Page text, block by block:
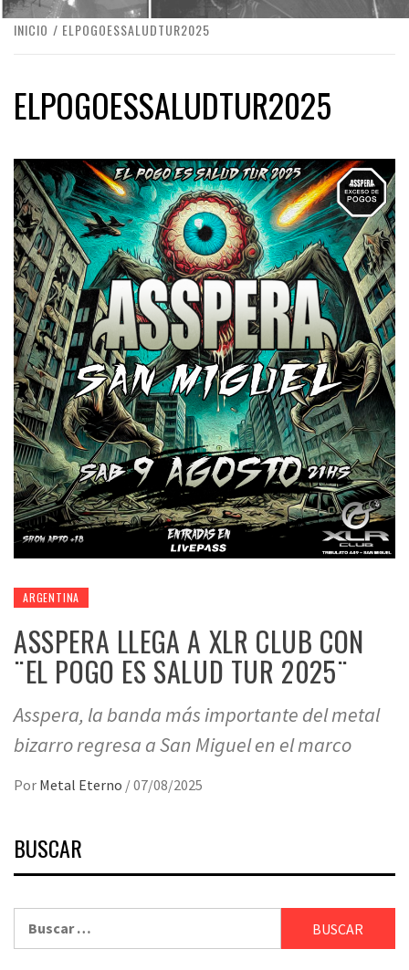
INICIO ELPOGOESSALUDTUR2025
ELPOGOESSALUDTUR2025
ARGENTINA
ASSPERA LLEGA A XLR CLUB CON
¨EL POGO ES SALUD TUR 2025¨
Asspera, la banda más importante del metal
bizarro regresa a San Miguel en el marco
Por Metal Eterno /07/08/2025
BUSCAR